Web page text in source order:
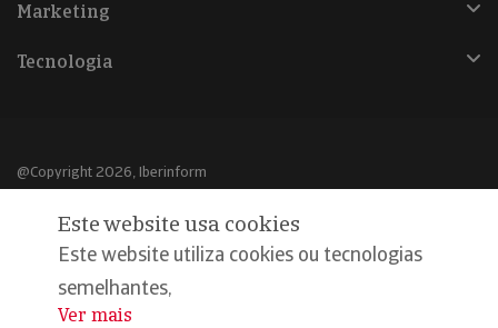
Marketing
Tecnologia
@Copyright 2026, Iberinform
Aviso legal
Política de cookies
Declaração de privacidade
Este website usa cookies
Este website utiliza cookies ou tecnologias
semelhantes,
...
Ver mais